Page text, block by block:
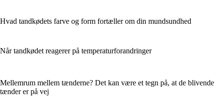
Hvad tandkødets farve og form fortæller om din mundsundhed
Når tandkødet reagerer på temperaturforandringer
Mellemrum mellem tænderne? Det kan være et tegn på, at de blivende
tænder er på vej